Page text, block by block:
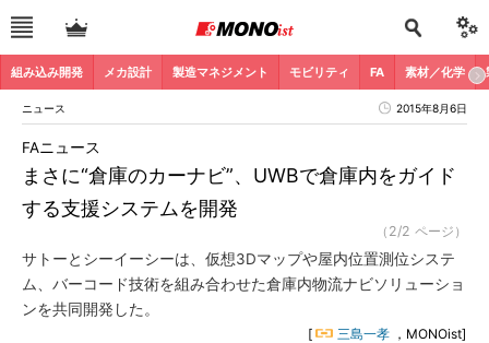
組み込み開発 メカ設計 製造マネジメント モビリティ FA 素材／化学
ニュース 2015年8月6日
まさに“倉庫のカーナビ”、UWBで倉庫内をガイド
する支援システムを開発
FAニュース
（2/2 ページ）
サトーとシーイーシーは、仮想3Dマップや屋内位置測位システ
ム、バーコード技術を組み合わせた倉庫内物流ナビソリューショ
ンを共同開発した。
[ 三島一孝 ，MONOist]